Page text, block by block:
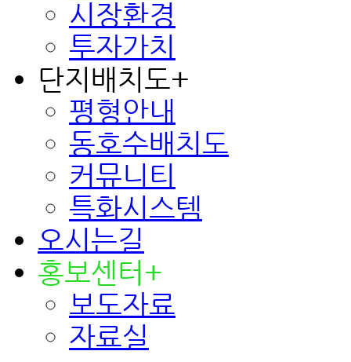
시장환경
투자가치
단지배치도+
평형안내
동호수배치도
커뮤니티
특화시스템
오시는길
홍보센터 +
보도자료
자료실